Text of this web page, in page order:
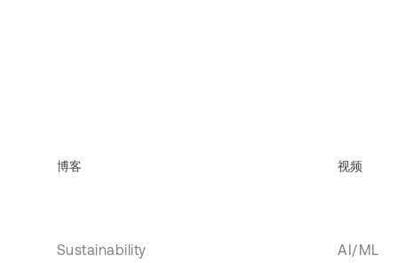
博客
Sustainability
视频
AI/ML